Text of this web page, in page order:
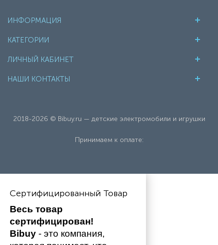
ИНФОРМАЦИЯ
КАТЕГОРИИ
ЛИЧНЫЙ КАБИНЕТ
НАШИ КОНТАКТЫ
2018-2026 © Bibuy.ru — детские электромобили и игрушки
Принимаем к оплате:
Сертифицированный Товар
Весь товар
сертифицирован!
Bibuy - это компания,